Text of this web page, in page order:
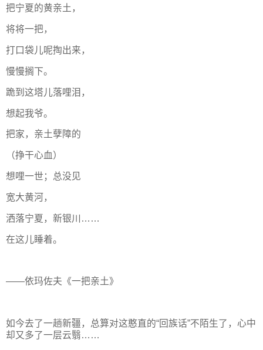
把宁夏的黄亲土，
将将一把，
打口袋儿呢掏出来，
慢慢搁下。
跪到这塔儿落哩泪，
想起我爷。
把家，亲土孽障的
（挣干心血）
想哩一世；总没见
宽大黄河，
洒落宁夏，新银川……
在这儿睡着。
——依玛佐夫《一把亲土》
如今去了一趟新疆，总算对这憨直的“回族话”不陌生了，心中
却又多了一层云翳……